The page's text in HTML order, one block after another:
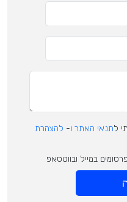
לתנאי האתר ו- להצהרת
במייל ובווטסאפ